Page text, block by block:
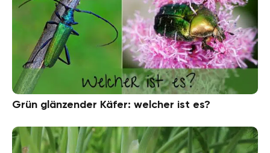
Grün glänzender Käfer: welcher ist es?